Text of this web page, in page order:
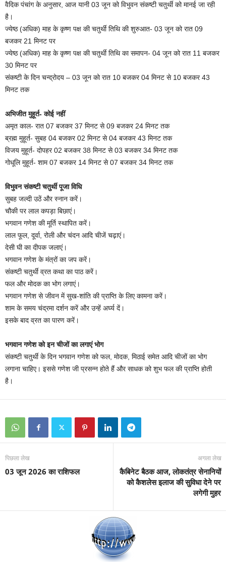
वैदिक पंचांग के अनुसार, आज यानी 03 जून को विभुवन संकष्टी चतुर्थी को मानई जा रही
है।
ज्येष्ठ (अधिक) माह के कृष्ण पक्ष की चतुर्थी तिथि की शुरुआत- 03 जून को रात 09
बजकर 21 मिनट पर
ज्येष्ठ (अधिक) माह के कृष्ण पक्ष की चतुर्थी तिथि का समापन- 04 जून को रात 11 बजकर
30 मिनट पर
संकष्टी के दिन चन्द्रोदय – 03 जून को रात 10 बजकर 04 मिनट से 10 बजकर 43
मिनट तक
अभिजीत मुहूर्त- कोई नहीं
अमृत काल- रात 07 बजकर 37 मिनट से 09 बजकर 24 मिनट तक
ब्रह्म मुहूर्त- सुबह 04 बजकर 02 मिनट से 04 बजकर 43 मिनट तक
विजय मुहूर्त- दोपहर 02 बजकर 38 मिनट से 03 बजकर 34 मिनट तक
गोधूलि मुहूर्त- शाम 07 बजकर 14 मिनट से 07 बजकर 34 मिनट तक
विभुवन संकष्टी चतुर्थी पूजा विधि
सुबह जल्दी उठें और स्नान करें।
चौकी पर लाल कपड़ा बिछाएं।
भगवान गणेश की मूर्ति स्थापित करें।
लाल फूल, दूर्वा, रोली और चंदन आदि चीजें चढ़ाएं।
देसी घी का दीपक जलाएं।
भगवान गणेश के मंत्रों का जप करें।
संकष्टी चतुर्थी व्रत कथा का पाठ करें।
फल और मोदक का भोग लगाएं।
भगवान गणेश से जीवन में सुख-शांति की प्राप्ति के लिए कामना करें।
शाम के समय चंद्रमा दर्शन करें और उन्हें अर्घ्य दें।
इसके बाद व्रत का पारण करें।
भगवान गणेश को इन चीजों का लगाएं भोग
संकष्टी चतुर्थी के दिन भगवान गणेश को फल, मोदक, मिठाई समेत आदि चीजों का भोग
लगाना चाहिए। इससे गणेश जी प्रसन्न होते हैं और साधक को शुभ फल की प्राप्ति होती
है।
पिछला लेख
03 जून 2026 का राशिफल
अगला लेख
कैबिनेट बैठक आज, लोकतंत्र सेनानियों
को कैशलेस इलाज की सुविधा देने पर
लगेगी मुहर